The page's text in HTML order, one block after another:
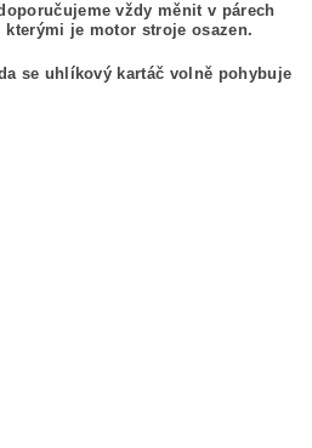
vždy měnit v párech
je motor stroje osazen.
se uhlíkový kartáč volně pohybuje